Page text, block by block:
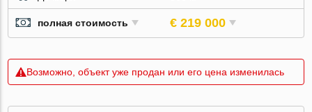
полная стоимость € 219 000
Возможно, объект уже продан или его цена изменилась